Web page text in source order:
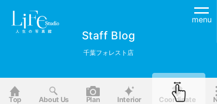
menu
Staff Blog
千葉フォレスト店
Top About Us Plan Interior Coordinate